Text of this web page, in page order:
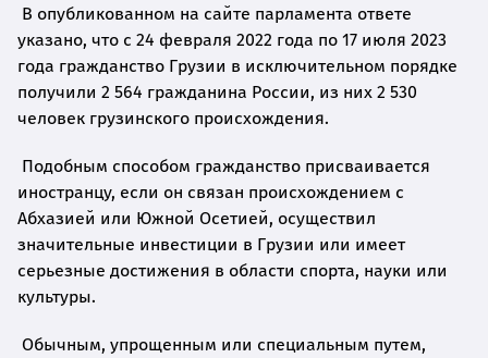
В опубликованном на сайте парламента ответе
указано, что с 24 февраля 2022 года по 17 июля 2023
года гражданство Грузии в исключительном порядке
получили 2 564 гражданина России, из них 2 530
человек грузинского происхождения.
Подобным способом гражданство присваивается
иностранцу, если он связан происхождением с
Абхазией или Южной Осетией, осуществил
значительные инвестиции в Грузии или имеет
серьезные достижения в области спорта, науки или
культуры.
Обычным, упрощенным или специальным путем,